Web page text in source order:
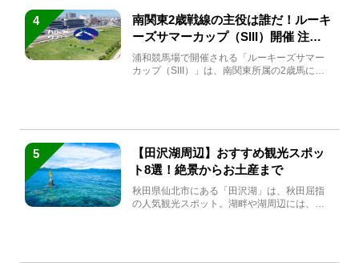
4
南関東2歳戦線の主役は誰だ！ルーキ
ーズサマーカップ（SIII）開催 注目
馬と見どころをチェック
浦和競馬場で開催される「ルーキーズサマー
カップ（SIII）」は、南関東所属の2歳馬によ
5
【田沢湖周辺】おすすめ観光スポッ
ト8選！絶景からお土産まで
秋田県仙北市にある「田沢湖」は、秋田屈指
の人気観光スポット。湖畔や湖周辺には、田